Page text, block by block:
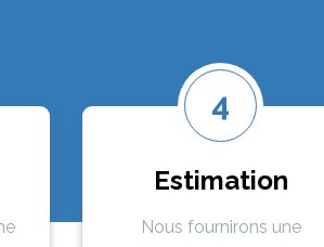
4
Estimation
Nous fournirons une